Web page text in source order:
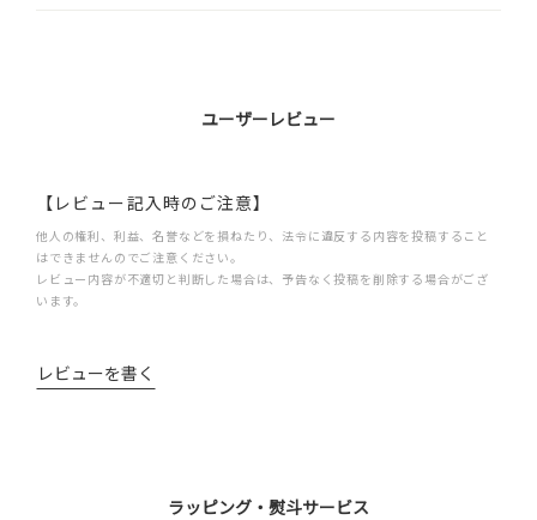
ユーザーレビュー
【レビュー記入時のご注意】
他人の権利、利益、名誉などを損ねたり、法令に違反する内容を投稿すること
はできませんのでご注意ください。
レビュー内容が不適切と判断した場合は、予告なく投稿を削除する場合がござ
います。
レビューを書く
ラッピング・熨斗サービス